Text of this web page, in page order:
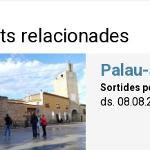
relacionades
Sortides
ds.